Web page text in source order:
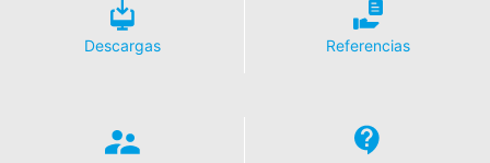
Descargas Referencias